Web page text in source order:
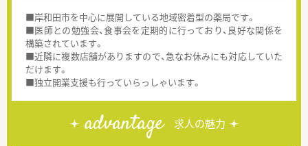
■岸和田市を中心に展開している地域密着型の薬局です。
■医師との勉強会、食事会を定期的に行っており、良好な関係を
構築されています。
■近隣に複数店舗がありますので、急なお休みにも対応していた
だけます。
■独立開業支援も行っていらっしゃいます。
advantage 求人の魅力